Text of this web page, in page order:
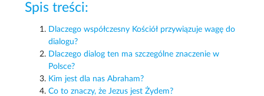
Spis treści:
Dlaczego współczesny Kościół przywiązuje wagę do
dialogu?
Dlaczego dialog ten ma szczególne znaczenie w
Polsce?
Kim jest dla nas Abraham?
Co to znaczy, że Jezus jest Żydem?